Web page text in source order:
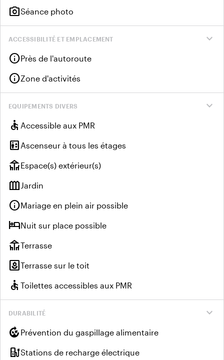
photo_cameraSéance photo
expand_more
ACCESSIBILITÉ ET EMPLACEMENT
infoPrès de l'autoroute
infoZone d'activités
expand_more
EQUIPEMENTS DIVERS
accessible Accessible aux PMR
elevator Ascenseur à tous les étages
deckEspace(s) extérieur(s)
outdoor_gardenJardin
infoMariage en plein air possible
hotelNuit sur place possible
deckTerrasse
yardTerrasse sur le toit
accessible Toilettes accessibles aux PMR
expand_more
DURABILITÉ
compost Prévention du gaspillage alimentaire
ev_chargerStations de recharge électrique